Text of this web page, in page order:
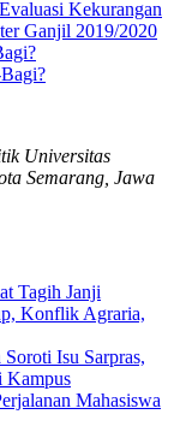
Kekurangan
Ganjil 2019/2020
Universitas
Semarang, Jawa
Tagih Janji
Konflik Agraria,
Isu Sarpras,
Kampus
Mahasiswa